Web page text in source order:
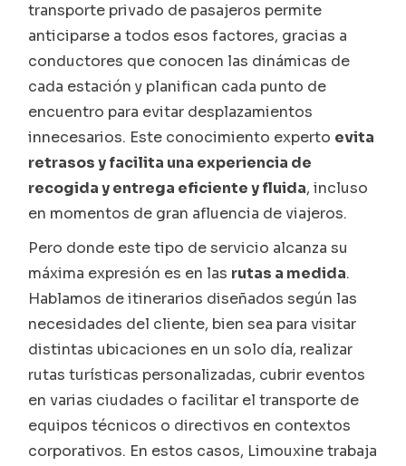
transporte privado de pasajeros permite
anticiparse a todos esos factores, gracias a
conductores que conocen las dinámicas de
cada estación y planifican cada punto de
encuentro para evitar desplazamientos
innecesarios. Este conocimiento experto evita
retrasos y facilita una experiencia de
recogida y entrega eficiente y fluida, incluso
en momentos de gran afluencia de viajeros.
Pero donde este tipo de servicio alcanza su
máxima expresión es en las rutas a medida.
Hablamos de itinerarios diseñados según las
necesidades del cliente, bien sea para visitar
distintas ubicaciones en un solo día, realizar
rutas turísticas personalizadas, cubrir eventos
en varias ciudades o facilitar el transporte de
equipos técnicos o directivos en contextos
corporativos. En estos casos, Limouxine trabaja